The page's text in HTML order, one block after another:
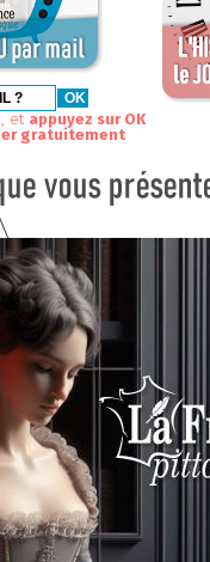
et appuyez sur OK
gratuitement